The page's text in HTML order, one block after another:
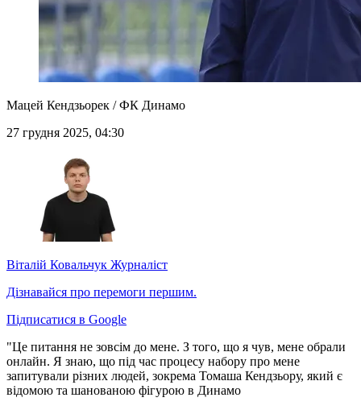
Мацей Кендзьорек / ФК Динамо
27 грудня 2025, 04:30
Віталій Ковальчук Журналіст
Дізнавайся про перемоги першим.
Підписатися в Google
"Це питання не зовсім до мене. З того, що я чув, мене обрали
онлайн. Я знаю, що під час процесу набору про мене
запитували різних людей, зокрема Томаша Кендзьору, який є
відомою та шанованою фігурою в Динамо